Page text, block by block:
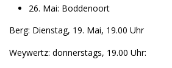
26. Mai: Boddenoort
Berg: Dienstag, 19. Mai, 19.00 Uhr
Weywertz: donnerstags, 19.00 Uhr: